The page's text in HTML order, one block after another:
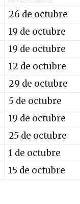
26 de octubre
19 de octubre
19 de octubre
12 de octubre
29 de octubre
5 de octubre
19 de octubre
25 de octubre
1 de octubre
15 de octubre